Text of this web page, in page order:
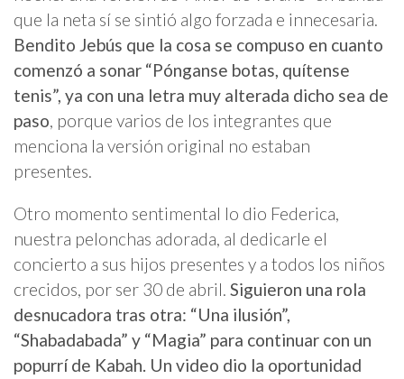
que la neta sí se sintió algo forzada e innecesaria.
Bendito Jebús que la cosa se compuso en cuanto
comenzó a sonar “Pónganse botas, quítense
tenis”, ya con una letra muy alterada dicho sea de
paso, porque varios de los integrantes que
menciona la versión original no estaban
presentes.
Otro momento sentimental lo dio Federica,
nuestra pelonchas adorada, al dedicarle el
concierto a sus hijos presentes y a todos los niños
crecidos, por ser 30 de abril. Siguieron una rola
desnucadora tras otra: “Una ilusión”,
“Shabadabada” y “Magia” para continuar con un
popurrí de Kabah. Un video dio la oportunidad